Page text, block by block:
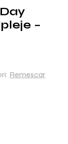
–
Remescar